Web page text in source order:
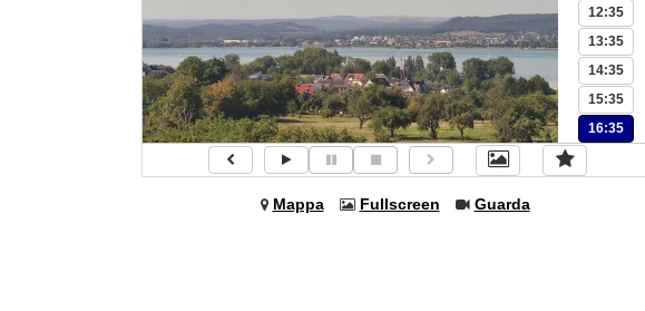
12:35
13:35
14:35
15:35
16:35
Mappa Fullscreen Guarda